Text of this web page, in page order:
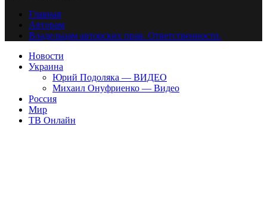
Главная
Авторам
Владельцам авторских прав. Ответственности.
Новости
Украина
Юрий Подоляка — ВИДЕО
Михаил Онуфриенко — Видео
Россия
Мир
ТВ Онлайн